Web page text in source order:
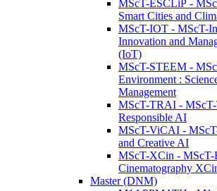
MScT-ESCLiP -
Smart Cities and
MScT-IOT - MScT-
Innovation and
(IoT)
MScT-STEEM -
Environment :
Management
MScT-TRAI - MScT-
Responsible AI
MScT-ViCAI -
and Creative AI
MScT-XCin - MScT-
Cinematography
Master (DNM)